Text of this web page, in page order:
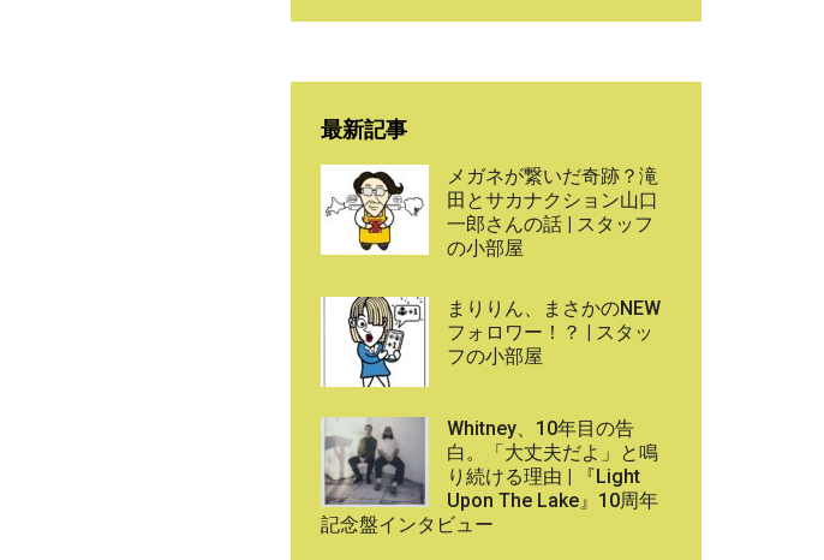
最新記事
メガネが繋いだ奇跡？滝
田とサカナクション山口
一郎さんの話 | スタッフ
の小部屋
まりりん、まさかのNEW
フォロワー！？ | スタッ
フの小部屋
Whitney、10年目の告
白。「大丈夫だよ」と鳴
り続ける理由 | 『Light
Upon The Lake』10周年
記念盤インタビュー